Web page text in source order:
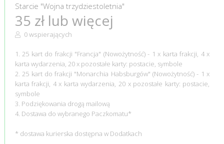
Starcie "Wojna trzydziestoletnia"
35 zł lub więcej
0 wspierających
1. 25 kart do frakcji "Francja" (Nowożytność) - 1 x karta frakcji, 4 x
karta wydarzenia, 20 x pozostałe karty: postacie, symbole
2. 25 kart do frakcji "Monarchia Habsburgów" (Nowożytność) - 1 x
karta frakcji, 4 x karta wydarzenia, 20 x pozostałe karty: postacie,
symbole
3. Podziękowania drogą mailową
4. Dostawa do wybranego Paczkomatu*
* dostawa kurierska dostępna w Dodatkach